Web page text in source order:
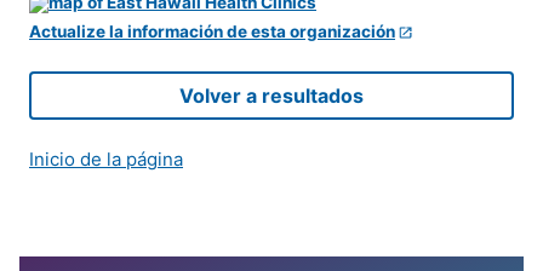
Actualize la información de esta organización
Volver a resultados
Inicio de la página